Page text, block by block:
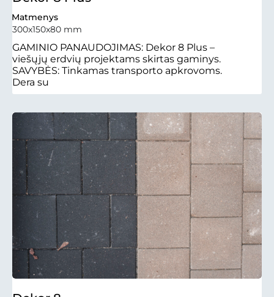
Matmenys
300x150x80 mm
GAMINIO PANAUDOJIMAS: Dekor 8 Plus –
viešųjų erdvių projektams skirtas gaminys.
SAVYBĖS: Tinkamas transporto apkrovoms.
Dera su